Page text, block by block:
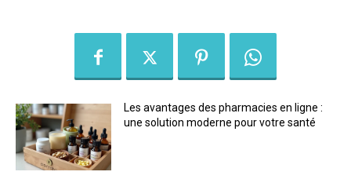
Les avantages des pharmacies en ligne :
une solution moderne pour votre santé